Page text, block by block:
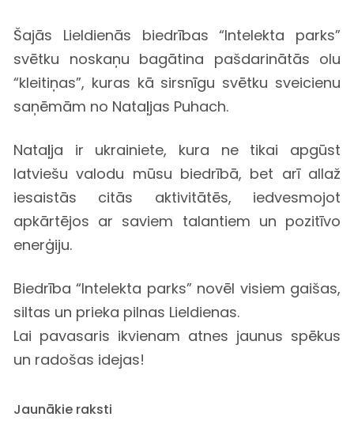
Šajās Lieldienās biedrības “Intelekta parks”
svētku noskaņu bagātina pašdarinātās olu
“kleitiņas”, kuras kā sirsnīgu svētku sveicienu
saņēmām no Nataļjas Puhach.
Nataļja ir ukrainiete, kura ne tikai apgūst
latviešu valodu mūsu biedrībā, bet arī allaž
iesaistās citās aktivitātēs, iedvesmojot
apkārtējos ar saviem talantiem un pozitīvo
enerģiju.
Biedrība “Intelekta parks” novēl visiem gaišas,
siltas un prieka pilnas Lieldienas.
Lai pavasaris ikvienam atnes jaunus spēkus
un radošas idejas!
Jaunākie raksti